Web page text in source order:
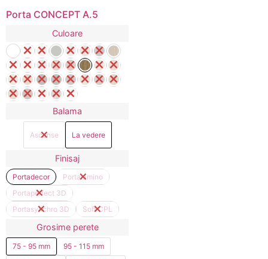
Porta CONCEPT A.5
Culoare
Balama
Ascunse La vedere
Finisaj
Portadecor
Portalamino
Portaperfect 3D
Portasynchro 3D
Soft CPL
Grosime perete
75 - 95 mm
95 - 115 mm